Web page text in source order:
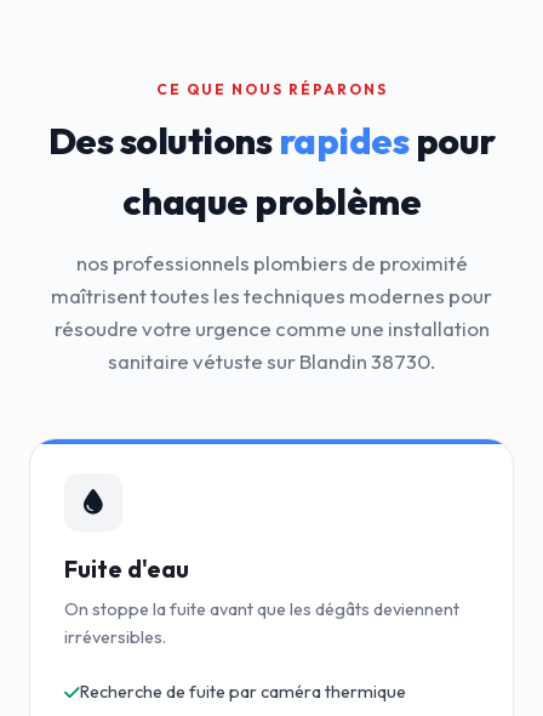
CE QUE NOUS RÉPARONS
Des solutionsrapidespour
chaque problème
nos professionnels plombiers de proximité
maîtrisent toutes les techniques modernes pour
résoudre votre urgence comme une installation
sanitaire vétuste sur Blandin 38730.
Fuite d'eau
On stoppe la fuite avant que les dégâts deviennent
irréversibles.
Recherche de fuite par caméra thermique